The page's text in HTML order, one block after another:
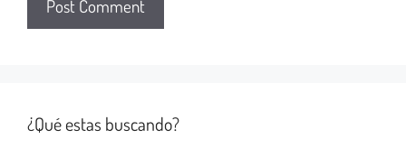
¿Qué estas buscando?